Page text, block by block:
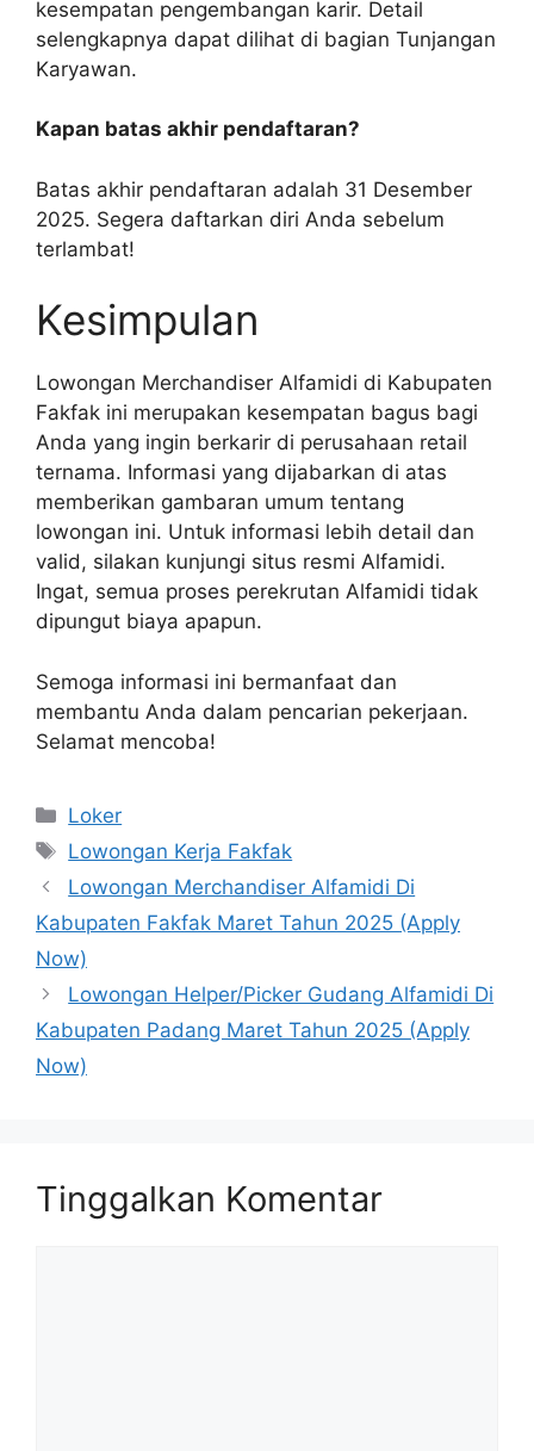
kesempatan pengembangan karir. Detail
selengkapnya dapat dilihat di bagian Tunjangan
Karyawan.
Kapan batas akhir pendaftaran?
Batas akhir pendaftaran adalah 31 Desember
2025. Segera daftarkan diri Anda sebelum
terlambat!
Kesimpulan
Lowongan Merchandiser Alfamidi di Kabupaten
Fakfak ini merupakan kesempatan bagus bagi
Anda yang ingin berkarir di perusahaan retail
ternama. Informasi yang dijabarkan di atas
memberikan gambaran umum tentang
lowongan ini. Untuk informasi lebih detail dan
valid, silakan kunjungi situs resmi Alfamidi.
Ingat, semua proses perekrutan Alfamidi tidak
dipungut biaya apapun.
Semoga informasi ini bermanfaat dan
membantu Anda dalam pencarian pekerjaan.
Selamat mencoba!
Kategori
Loker
Tag
Lowongan Kerja Fakfak
Lowongan Merchandiser Alfamidi Di
Kabupaten Fakfak Maret Tahun 2025 (Apply
Now)
Lowongan Helper/Picker Gudang Alfamidi Di
Kabupaten Padang Maret Tahun 2025 (Apply
Now)
Tinggalkan Komentar